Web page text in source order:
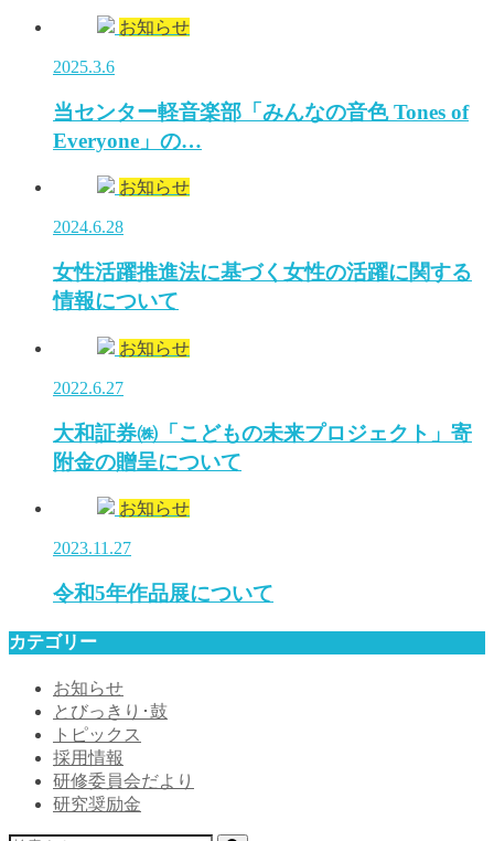
お知らせ
2025.3.6
当センター軽音楽部「みんなの音色 Tones of
Everyone」の…
お知らせ
2024.6.28
女性活躍推進法に基づく女性の活躍に関する
情報について
お知らせ
2022.6.27
大和証券㈱「こどもの未来プロジェクト」寄
附金の贈呈について
お知らせ
2023.11.27
令和5年作品展について
カテゴリー
お知らせ
とびっきり･鼓
トピックス
採用情報
研修委員会だより
研究奨励金